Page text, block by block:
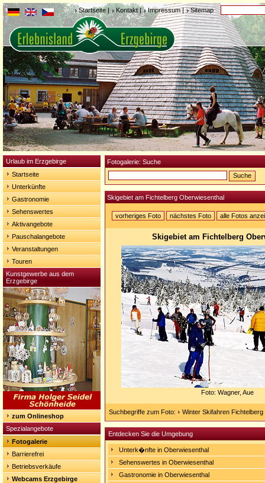
Startseite| Kontakt| Impressum| Sitemap
Urlaub im Erzgebirge
Startseite
Unterkünfte
Gastronomie
Sehenswertes
Aktivangebote
Pauschalangebote
Veranstaltungen
Touren
Kunstgewerbe aus dem
Erzgebirge
zum Onlineshop
Spezialangebote
Fotogalerie
Barrierefrei
Betriebsverkäufe
Webcams Erzgebirge
Fotogalerie: Suche
Skigebiet am Fichtelberg Oberwiesenthal
vorheriges Foto nächstes Foto alle Fotos
Skigebiet am Fichtelberg
Foto: Wagner, Aue
Suchbegriffe zum Foto: Winter Skifahren
Entdecken Sie die Umgebung
Unterk�nfte in Oberwiesenthal
Sehenswertes in Oberwiesenthal
Gastronomie in Oberwiesenthal